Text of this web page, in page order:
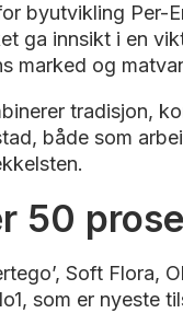
byutvikling Per-
ga innsikt i en
marked og
tradisjon,
både som
50
Soft Flora,
som er nyeste